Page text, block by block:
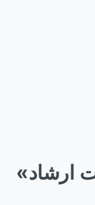
ارشاد»